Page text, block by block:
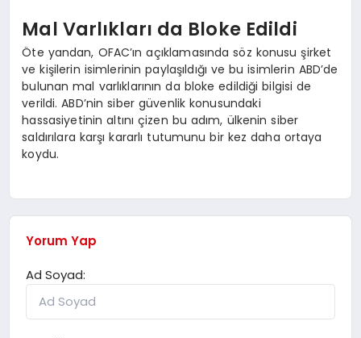
Mal Varlıkları da Bloke Edildi
Öte yandan, OFAC’ın açıklamasında söz konusu şirket
ve kişilerin isimlerinin paylaşıldığı ve bu isimlerin ABD’de
bulunan mal varlıklarının da bloke edildiği bilgisi de
verildi. ABD’nin siber güvenlik konusundaki
hassasiyetinin altını çizen bu adım, ülkenin siber
saldırılara karşı kararlı tutumunu bir kez daha ortaya
koydu.
Yorum Yap
Ad Soyad: